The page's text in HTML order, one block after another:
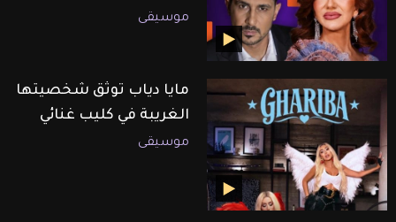
موسيقى
مايا دياب توثق شخصيتها
الغريبة في كليب غنائي
موسيقى